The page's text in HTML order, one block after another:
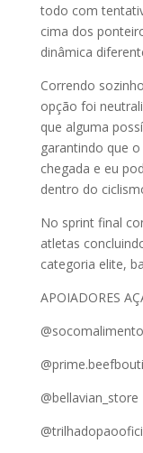
todo com
cima dos
dinâmica
Correndo
opção foi
que alguma
garantindo que
chegada e eu
dentro do
No sprint final
atletas
categoria elite,
APOIADORES
@bellavian_store